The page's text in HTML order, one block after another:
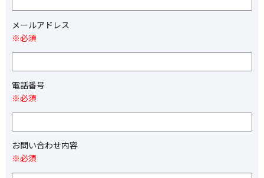
メールアドレス
※必須
電話番号
※必須
お問い合わせ内容
※必須